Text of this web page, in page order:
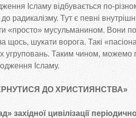
Ісламу відбувається по-
радикалізму. Тут є певні
«просто» мусульманином. Вони
щось, шукати ворога. Такі
угруповань. Таким чином, можемо
Ісламу.
ДО ХРИСТИЯНСТВА»
західної цивілізації